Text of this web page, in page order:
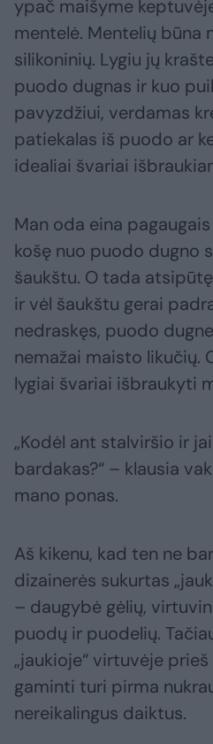
ypač maišyme
mentelė. Mentelių būna
silikoninių. Lygiu jų
puodo dugnas ir kuo
pavyzdžiui, verdamas
patiekalas iš puodo ar
idealiai švariai
Man oda eina
košę nuo puodo dugno
šaukštu. O tada
ir vėl šaukštu gerai
nedraskęs, puodo
nemažai maisto likučių.
lygiai švariai išbraukyti
„Kodėl ant stalviršio ir
bardakas?“ – klausia
mano ponas.
Aš kikenu, kad ten ne
dizainerės sukurtas
– daugybė gėlių,
puodų ir puodelių.
„jaukioje“ virtuvėje
gaminti turi pirma
nereikalingus daiktus.